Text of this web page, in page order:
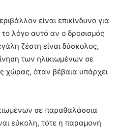
είναι επικίνδυνο για
το λόγο αυτό αν ο δροσισμός
ζέστη είναι δύσκολος,
των ηλικιωμένων σε
χώρας, όταν βέβαια υπάρχει
σε παραθαλάσσια
εύκολη, τότε η παραμονή